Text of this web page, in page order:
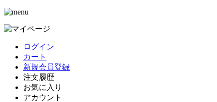
ログイン
カート
新規会員登録
注文履歴
お気に入り
アカウント